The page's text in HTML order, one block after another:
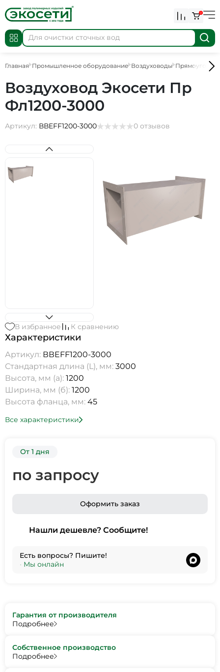
0
Главная Промышленное оборудование Воздуховоды
Воздуховод Экосети Пр
Фл1200-3000
Артикул: ВВEFF1200-3000 0 отзывов
В избранное К сравнению
Характеристики
Артикул: ВВEFF1200-3000
Стандартная длина (L), мм: 3000
Высота, мм (а): 1200
Ширина, мм (б): 1200
Высота фланца, мм: 45
Все характеристики
От 1 дня
по запросу
Оформить заказ
Нашли дешевле? Сообщите!
Есть вопросы? Пишите!
• Мы онлайн
Гарантия от производителя
Подробнее
Собственное производство
Подробнее